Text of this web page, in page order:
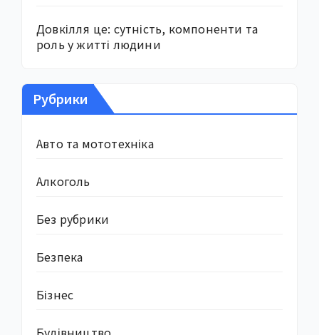
Довкілля це: сутність, компоненти та
роль у житті людини
Рубрики
Авто та мототехніка
Алкоголь
Без рубрики
Безпека
Бізнес